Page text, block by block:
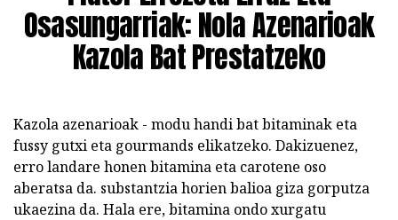
Osasungarriak: Nola Azenarioak
Kazola Bat Prestatzeko
Kazola azenarioak - modu handi bat bitaminak eta
fussy gutxi eta gourmands elikatzeko. Dakizuenez,
erro landare honen bitamina eta carotene oso
aberatsa da. substantzia horien balioa giza gorputza
ukaezina da. Hala ere, bitamina ondo xurgatu